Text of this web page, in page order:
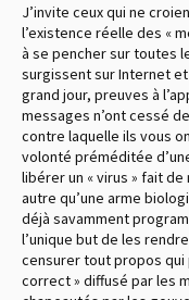
J’invite ceux qui ne
l’existence réelle des «
à se pencher sur toutes
surgissent sur Internet
grand jour, preuves à
messages n’ont cessé
contre laquelle ils vous
volonté préméditée
libérer un « virus » fait
autre qu’une arme
déjà savamment
l’unique but de les
censurer tout propos
correct » diffusé par les